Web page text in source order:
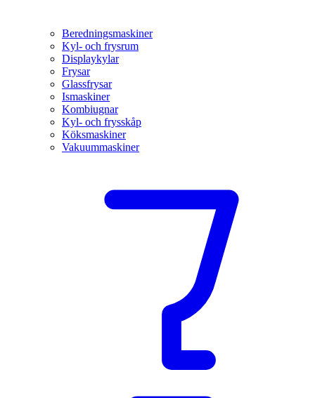
Beredningsmaskiner
Kyl- och frysrum
Displaykylar
Frysar
Glassfrysar
Ismaskiner
Kombiugnar
Kyl- och frysskåp
Köksmaskiner
Vakuummaskiner